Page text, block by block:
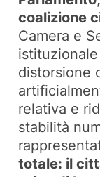
coalizione
Camera e
distorsione
relativa e
stabilità
totale: il